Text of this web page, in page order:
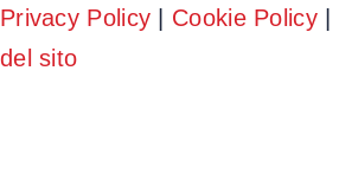
Privacy Policy
Cookie Policy
del sito